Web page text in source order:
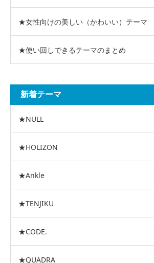
★女性向けの美しい（かわいい）テーマ
★使い回しできるテーマのまとめ
新着テーマ
★NULL
★HOLIZON
★Ankle
★TENJIKU
★CODE.
★QUADRA